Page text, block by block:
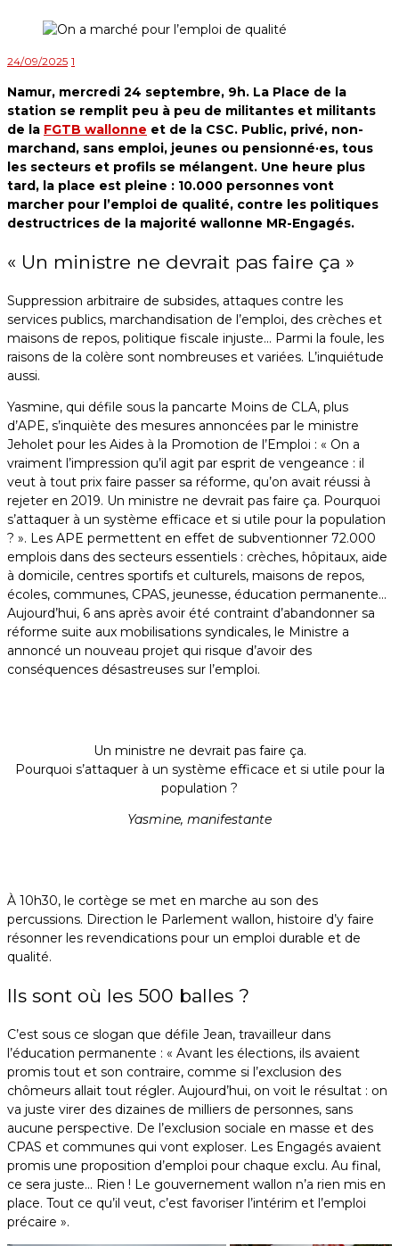
24/09/2025 1
Namur, mercredi 24 septembre, 9h. La Place de la
station se remplit peu à peu de militantes et militants
de la FGTB wallonne et de la CSC. Public, privé, non-
marchand, sans emploi, jeunes ou pensionné·es, tous
les secteurs et profils se mélangent. Une heure plus
tard, la place est pleine : 10.000 personnes vont
marcher pour l’emploi de qualité, contre les politiques
destructrices de la majorité wallonne MR-Engagés.
« Un ministre ne devrait pas faire ça »
Suppression arbitraire de subsides, attaques contre les
services publics, marchandisation de l’emploi, des crèches et
maisons de repos, politique fiscale injuste… Parmi la foule, les
raisons de la colère sont nombreuses et variées. L’inquiétude
aussi.
Yasmine, qui défile sous la pancarte Moins de CLA, plus
d’APE, s’inquiète des mesures annoncées par le ministre
Jeholet pour les Aides à la Promotion de l’Emploi : « On a
vraiment l’impression qu’il agit par esprit de vengeance : il
veut à tout prix faire passer sa réforme, qu’on avait réussi à
rejeter en 2019. Un ministre ne devrait pas faire ça. Pourquoi
s’attaquer à un système efficace et si utile pour la population
? ». Les APE permettent en effet de subventionner 72.000
emplois dans des secteurs essentiels : crèches, hôpitaux, aide
à domicile, centres sportifs et culturels, maisons de repos,
écoles, communes, CPAS, jeunesse, éducation permanente…
Aujourd’hui, 6 ans après avoir été contraint d’abandonner sa
réforme suite aux mobilisations syndicales, le Ministre a
annoncé un nouveau projet qui risque d’avoir des
conséquences désastreuses sur l’emploi.
Un ministre ne devrait pas faire ça.
Pourquoi s’attaquer à un système efficace et si utile pour la
population ?
Yasmine, manifestante
À 10h30, le cortège se met en marche au son des
percussions. Direction le Parlement wallon, histoire d’y faire
résonner les revendications pour un emploi durable et de
qualité.
Ils sont où les 500 balles ?
C’est sous ce slogan que défile Jean, travailleur dans
l’éducation permanente : « Avant les élections, ils avaient
promis tout et son contraire, comme si l’exclusion des
chômeurs allait tout régler. Aujourd’hui, on voit le résultat : on
va juste virer des dizaines de milliers de personnes, sans
aucune perspective. De l’exclusion sociale en masse et des
CPAS et communes qui vont exploser. Les Engagés avaient
promis une proposition d’emploi pour chaque exclu. Au final,
ce sera juste… Rien ! Le gouvernement wallon n’a rien mis en
place. Tout ce qu’il veut, c’est favoriser l’intérim et l’emploi
précaire ».